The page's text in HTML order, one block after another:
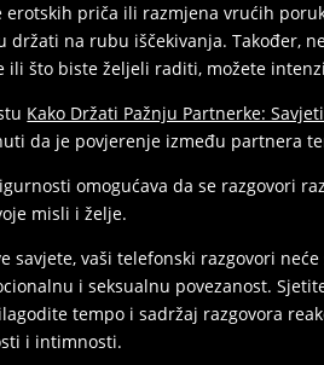
erotskih priča ili razmjena vrućih
držati na rubu iščekivanja. Također,
ili što biste željeli raditi, možete
Kako Držati Pažnju Partnerke:
da je povjerenje između partnera
omogućava da se razgovori
misli i želje.
savjete, vaši telefonski razgovori
i seksualnu povezanost.
tempo i sadržaj razgovora
i intimnosti.